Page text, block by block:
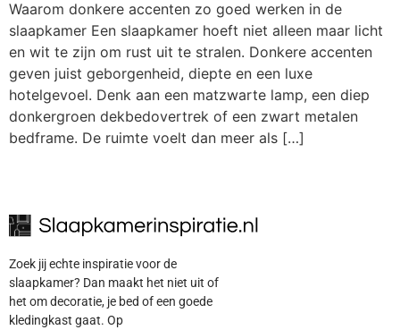
Waarom donkere accenten zo goed werken in de
slaapkamer Een slaapkamer hoeft niet alleen maar licht
en wit te zijn om rust uit te stralen. Donkere accenten
geven juist geborgenheid, diepte en een luxe
hotelgevoel. Denk aan een matzwarte lamp, een diep
donkergroen dekbedovertrek of een zwart metalen
bedframe. De ruimte voelt dan meer als […]
Zoek jij echte inspiratie voor de
slaapkamer? Dan maakt het niet uit of
het om decoratie, je bed of een goede
kledingkast gaat. Op